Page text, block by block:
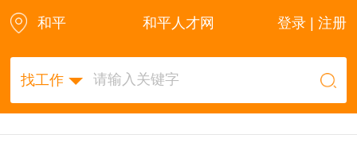
和平 登录 | 注册
和平人才网
找工作